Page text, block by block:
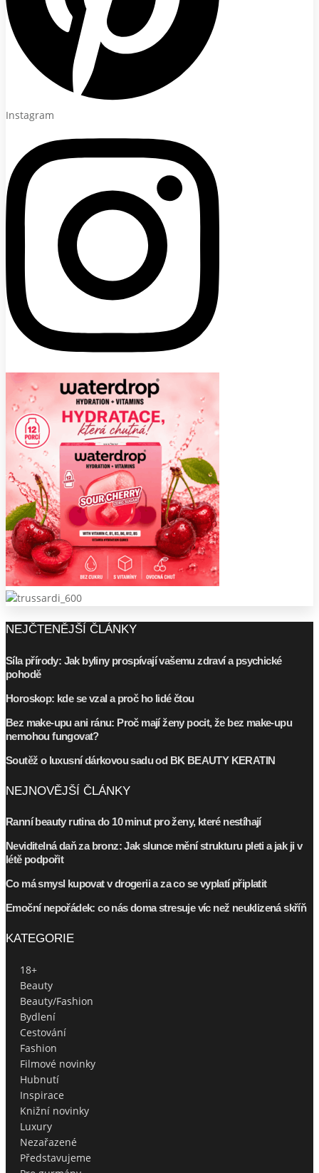
Instagram
NEJČTENĚJŠÍ ČLÁNKY
Síla přírody: Jak byliny prospívají vašemu zdraví a psychické
pohodě
Horoskop: kde se vzal a proč ho lidé čtou
Bez make-upu ani ránu: Proč mají ženy pocit, že bez make-upu
nemohou fungovat?
Soutěž o luxusní dárkovou sadu od BK BEAUTY KERATIN
NEJNOVĚJŠÍ ČLÁNKY
Ranní beauty rutina do 10 minut pro ženy, které nestíhají
Neviditelná daň za bronz: Jak slunce mění strukturu pleti a jak ji v
létě podpořit
Co má smysl kupovat v drogerii a za co se vyplatí připlatit
Emoční nepořádek: co nás doma stresuje víc než neuklizená skříň
KATEGORIE
18+
Beauty
Beauty/Fashion
Bydlení
Cestování
Fashion
Filmové novinky
Hubnutí
Inspirace
Knižní novinky
Luxury
Nezařazené
Představujeme